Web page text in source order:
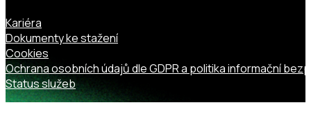
Kariéra
Dokumenty ke stažení
Cookies
Ochrana osobních údajů dle GDPR a politika informační
Status služeb